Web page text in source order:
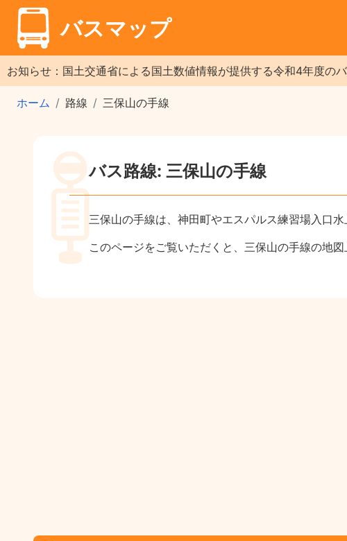
バスマップ
お知らせ：国土交通省による国土数値情報が提供する令和4年度の
ホーム 路線 三保山の手線
バス路線: 三保山の手線
三保山の手線は、神田町やエスパルス練習場入口
このページをご覧いただくと、三保山の手線の地